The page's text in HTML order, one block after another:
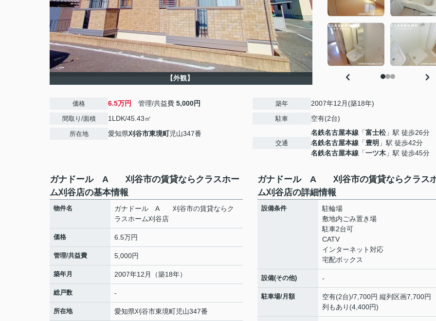
【外観】
価格 6.5万円 管理/共益費 5,000円
間取り/面積 1LDK/45.43㎡
所在地 愛知県刈谷市東境町児山347番
築年 2007年12月(築18年)
駐車 空有(2台)
交通
名鉄名古屋本線 「富士松」駅 徒歩26分
名鉄名古屋本線 「豊明 」駅 徒歩42分
名鉄名古屋本線 「一ツ木 」駅 徒歩45分
ガナドール A 刈谷市の賃貸ならクラスホー
ム刈谷店の基本情報
物件名
ガナドール A 刈谷市の賃貸ならク
ラスホーム刈谷店
価格 6.5万円
管理/共益費 5,000円
築年月 2007年12月（築18年）
総戸数 -
所在地 愛知県刈谷市東境町児山347番
ガナドール A 刈谷市の賃貸ならクラス
ム刈谷店の詳細情報
設備条件
駐輪場
敷地内ごみ置き場
駐車2台可
CATV
インターネット対応
宅配ボックス
設備(その他) -
駐車場/月額
空有(2台)/7,700円 縦列区画7,700
列もあり(4,400円)